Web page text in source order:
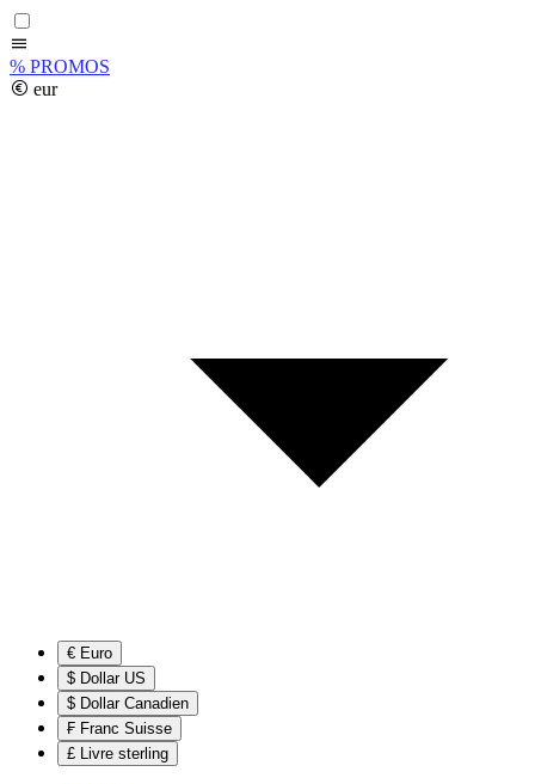
% PROMOS
eur
€ Euro
$ Dollar US
$ Dollar Canadien
₣ Franc Suisse
£ Livre sterling